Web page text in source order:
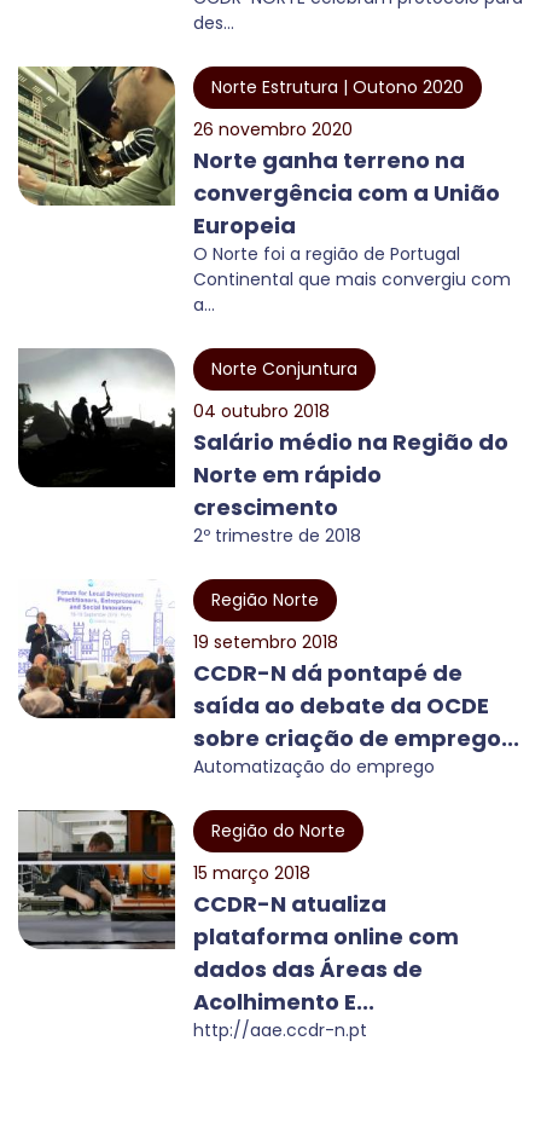
des...
Norte Estrutura | Outono 2020
26 novembro 2020
Norte ganha terreno na
convergência com a União
Europeia
O Norte foi a região de Portugal
Continental que mais convergiu com
a...
Norte Conjuntura
04 outubro 2018
Salário médio na Região do
Norte em rápido
crescimento
2º trimestre de 2018
Região Norte
19 setembro 2018
CCDR-N dá pontapé de
saída ao debate da OCDE
sobre criação de emprego...
Automatização do emprego
Região do Norte
15 março 2018
CCDR-N atualiza
plataforma online com
dados das Áreas de
Acolhimento E...
http://aae.ccdr-n.pt